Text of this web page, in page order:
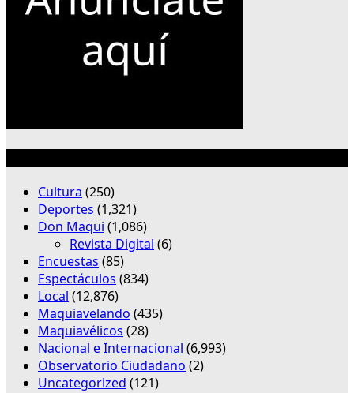
Cultura (250)
Deportes (1,321)
Don Maqui (1,086)
Revista Digital (6)
Encuestas (85)
Espectáculos (834)
Local (12,876)
Maquiavelando (435)
Maquiavélicos (28)
Nacional e Internacional (6,993)
Observatorio Ciudadano (2)
Uncategorized (121)